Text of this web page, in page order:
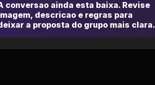
conversao ainda esta baixa. Revise
descricao e regras para
a proposta do grupo mais clara.